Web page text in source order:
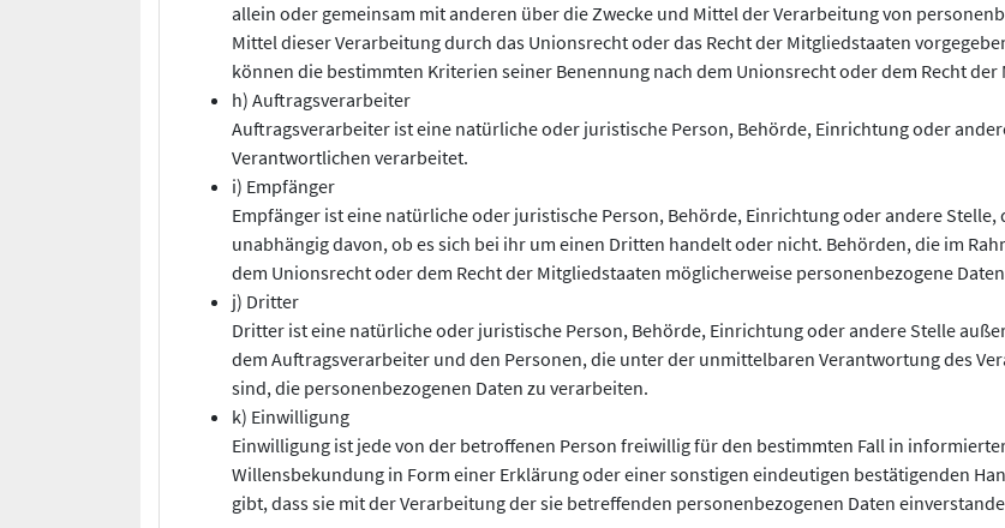
allein oder gemeinsam mit anderen über die Zwecke und Mittel der Verarbeitung von
Mittel dieser Verarbeitung durch das Unionsrecht oder das Recht der Mitgliedstaaten
können die bestimmten Kriterien seiner Benennung nach dem Unionsrecht oder dem Recht
h) Auftragsverarbeiter
Auftragsverarbeiter ist eine natürliche oder juristische Person, Behörde, Einrichtung oder
Verantwortlichen verarbeitet.
i) Empfänger
Empfänger ist eine natürliche oder juristische Person, Behörde, Einrichtung oder andere
unabhängig davon, ob es sich bei ihr um einen Dritten handelt oder nicht. Behörden, die im
dem Unionsrecht oder dem Recht der Mitgliedstaaten möglicherweise personenbezogene
j) Dritter
Dritter ist eine natürliche oder juristische Person, Behörde, Einrichtung oder andere Stelle
dem Auftragsverarbeiter und den Personen, die unter der unmittelbaren Verantwortung des
sind, die personenbezogenen Daten zu verarbeiten.
k) Einwilligung
Einwilligung ist jede von der betroffenen Person freiwillig für den bestimmten Fall in
Willensbekundung in Form einer Erklärung oder einer sonstigen eindeutigen bestätigenden
gibt, dass sie mit der Verarbeitung der sie betreffenden personenbezogenen Daten